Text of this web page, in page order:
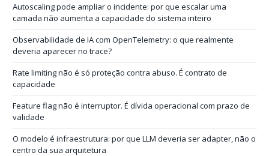
i
l
Autoscaling pode ampliar o incidente: por que escalar uma
camada não aumenta a capacidade do sistema inteiro
Observabilidade de IA com OpenTelemetry: o que realmente
deveria aparecer no trace?
Rate limiting não é só proteção contra abuso. É contrato de
capacidade
Feature flag não é interruptor. É dívida operacional com prazo de
validade
O modelo é infraestrutura: por que LLM deveria ser adapter, não o
centro da sua arquitetura